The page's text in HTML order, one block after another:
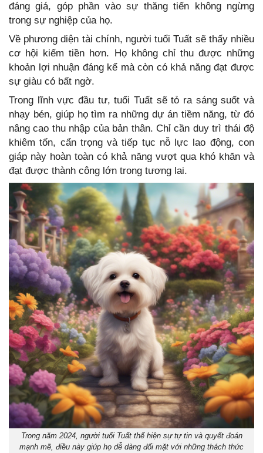
đáng giá, góp phần vào sự thăng tiến không ngừng
trong sự nghiệp của họ.
Về phương diện tài chính, người tuổi Tuất sẽ thấy nhiều
cơ hội kiếm tiền hơn. Họ không chỉ thu được những
khoản lợi nhuận đáng kể mà còn có khả năng đạt được
sự giàu có bất ngờ.
Trong lĩnh vực đầu tư, tuổi Tuất sẽ tỏ ra sáng suốt và
nhạy bén, giúp họ tìm ra những dự án tiềm năng, từ đó
nâng cao thu nhập của bản thân. Chỉ cần duy trì thái độ
khiêm tốn, cẩn trọng và tiếp tục nỗ lực lao động, con
giáp này hoàn toàn có khả năng vượt qua khó khăn và
đạt được thành công lớn trong tương lai.
Trong năm 2024, người tuổi Tuất thể hiện sự tự tin và quyết đoán
mạnh mẽ, điều này giúp họ dễ dàng đối mặt với những thách thức